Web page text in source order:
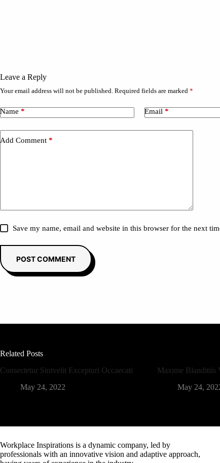
Leave a Reply
Your email address will not be published. Required fields are marked *
Name * Email *
Add Comment *
Save my name, email and website in this browser for the next
POST COMMENT
Related Posts
Consectetur Sintvelit Excepturi Occaecati
May 24, 2022
Maxime Blanditiis
May 24,
Workplace Inspirations is a dynamic company, led by
professionals with an innovative vision and adaptive approach,